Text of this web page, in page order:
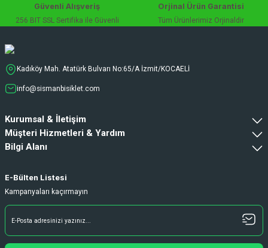
Güvenli Alışveriş
256 BIT SSL Sertifika ile Güvenli
Orjinal Ürün Garantisi
Tüm Ürünlerimiz Orjinaldir
Kadıköy Mah. Atatürk Bulvarı No:65/A İzmit/KOCAELİ
info@sismanbisiklet.com
Kurumsal & İletişim
Müşteri Hizmetleri & Yardım
Bilgi Alanı
E-Bülten Listesi
Kampanyaları kaçırmayın